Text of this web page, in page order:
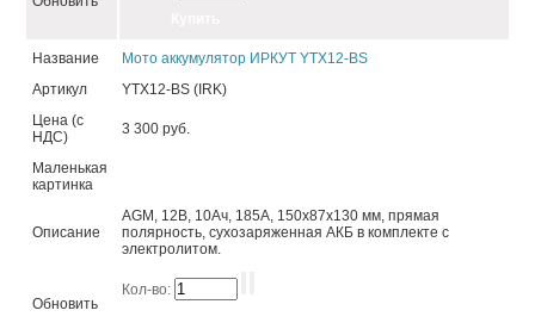
Название
Мото аккумулятор ИРКУТ YTX12-BS
Артикул
YTX12-BS (IRK)
Цена (с
НДС)
3 300 руб.
Маленькая
картинка
Описание
AGM, 12В, 10Ач, 185А, 150х87х130 мм, прямая
полярность, сухозаряженная АКБ в комплекте с
электролитом.
Обновить
Кол-во: